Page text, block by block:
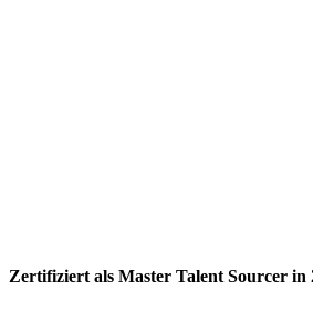
Zertifiziert als Master Talent Sourcer in